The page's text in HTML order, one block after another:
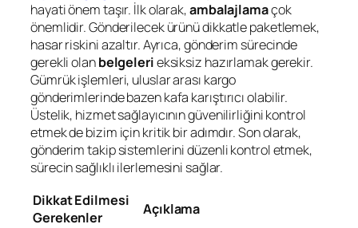
hayati önem taşır. İlk olarak,ambalajlamaçok
önemlidir. Gönderilecek ürünü dikkatle paketlemek,
hasar riskini azaltır. Ayrıca, gönderim sürecinde
gerekli olanbelgelerieksiksiz hazırlamak gerekir.
Gümrük işlemleri, uluslar arası kargo
gönderimlerinde bazen kafa karıştırıcı olabilir.
Üstelik, hizmet sağlayıcının güvenilirliğini kontrol
etmek de bizim için kritik bir adımdır. Son olarak,
gönderim takip sistemlerini düzenli kontrol etmek,
sürecin sağlıklı ilerlemesini sağlar.
Dikkat Edilmesi
Gerekenler
Açıklama